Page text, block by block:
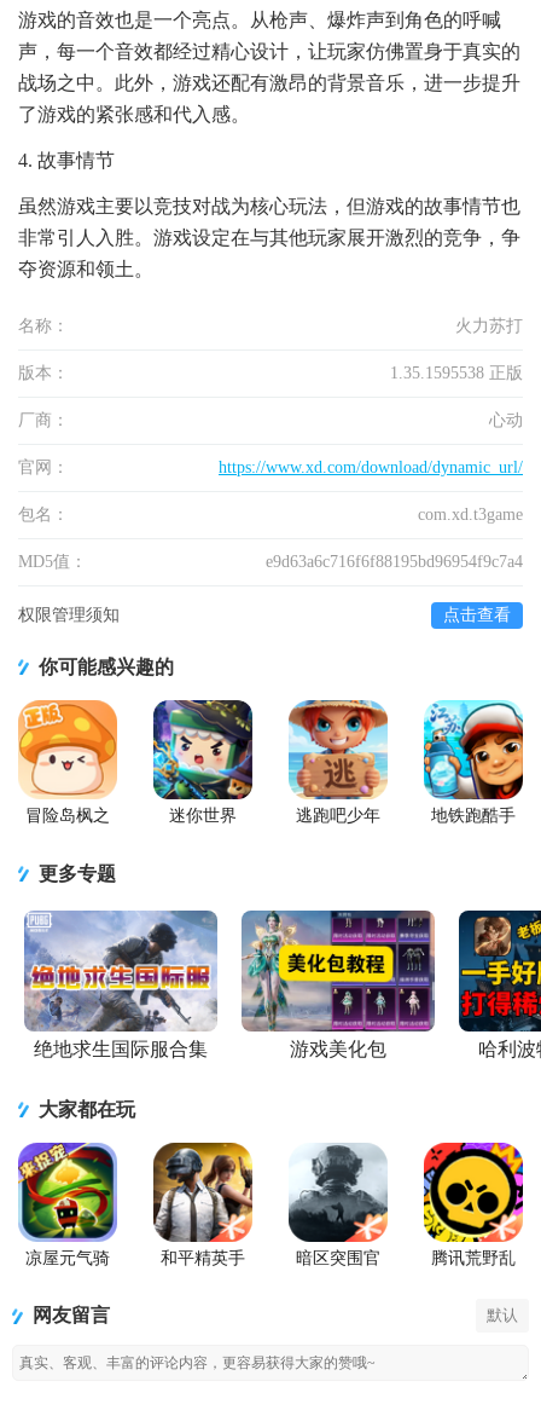
游戏的音效也是一个亮点。从枪声、爆炸声到角色的呼喊
声，每一个音效都经过精心设计，让玩家仿佛置身于真实的
战场之中。此外，游戏还配有激昂的背景音乐，进一步提升
了游戏的紧张感和代入感。
4. 故事情节
虽然游戏主要以竞技对战为核心玩法，但游戏的故事情节也
非常引人入胜。游戏设定在与其他玩家展开激烈的竞争，争
夺资源和领土。
名称： 火力苏打
版本： 1.35.1595538 正版
厂商： 心动
官网： https://www.xd.com/download/dynamic_url/
包名： com.xd.t3game
MD5值： e9d63a6c716f6f88195bd96954f9c7a4
权限管理须知 点击查看
你可能感兴趣的
冒险岛枫之
迷你世界
逃跑吧少年
地铁跑酷手
更多专题
绝地求生国际服合集 游戏美化包 哈利
大家都在玩
凉屋元气骑
和平精英手
暗区突围官
腾讯荒野乱
网友留言 默认